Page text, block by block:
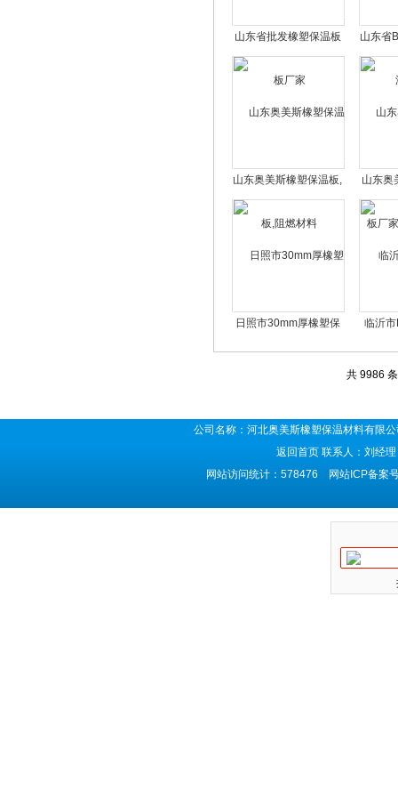
山东省批发橡塑保温板
厂家
山东省
山东奥美斯橡塑保温板,
阻燃材料
山东奥
厂家,
日照市30mm厚橡塑保
临沂
共 9986
公司名称：河北奥美斯橡塑保温材料有
返回首页 联系人：刘经
网站访问统计：578476 网站ICP备案